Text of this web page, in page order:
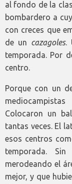
al fondo de la
bombardero a
con creces que
de un cazagoles.
temporada. Por
centro.
Porque con un
Colocaron un
tantas veces. El
esos centros
temporada.
merodeando el
mejor, y que